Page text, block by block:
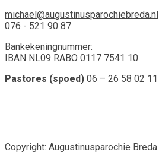
michael@augustinusparochiebreda.nl
076 - 521 90 87
Bankekeningnummer:
IBAN NL09 RABO 0117 7541 10
Pastores (spoed) 06 – 26 58 02 11
Copyright: Augustinusparochie Breda